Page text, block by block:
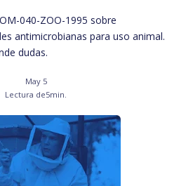
040-ZOO-1995 sobre
antimicrobianas para uso animal.
dudas.
May 5
Lectura de5min.